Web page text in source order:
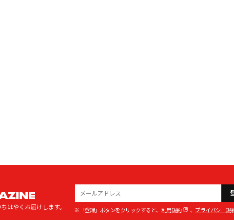
はやくお届けします。 ※「登録」ボタンをクリックすると、 利用規約 、 プライバシー規